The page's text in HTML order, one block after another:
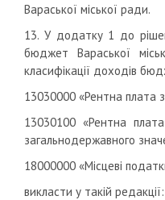
Вараської міської ради.
13. У додатку 1 до
бюджет Вараської
класифікації доходів
13030000 «Рентна плата
13030100 «Рентна
загальнодержавного
18000000 «Місцеві
викласти у такій редакції: